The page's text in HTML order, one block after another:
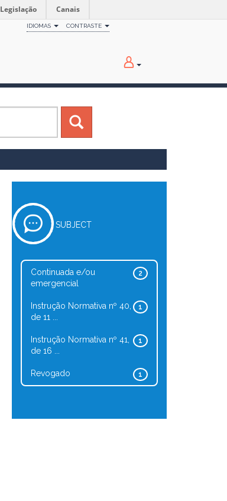
Legislação Canais
IDIOMAS CONTRASTE
SUBJECT
2
Continuada e/ou
emergencial
1
Instrução Normativa nº 40,
de 11 ...
1
Instrução Normativa nº 41,
de 16 ...
1
Revogado